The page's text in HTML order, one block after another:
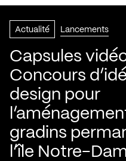
Actualité Lancements
Capsules vidéo
Concours
design pour
gradins
l’île Notre-